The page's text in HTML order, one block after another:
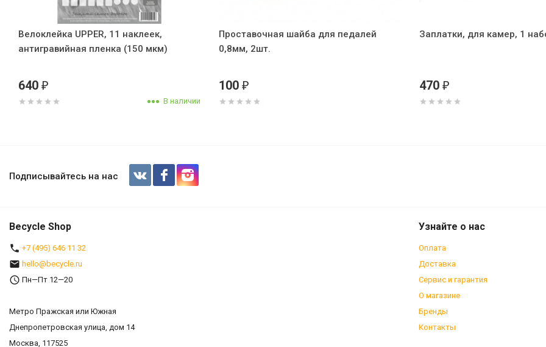
Велоклейка UPPER, 11 наклеек,
антигравийная пленка (150 мкм)
640 ₽
В наличии
Проставочная шайба для педалей
0,8мм, 2шт.
100 ₽
Заплатки, для камер, 1
470 ₽
Камера Tour 28" all 32-47 700c 42мм велониппель
Подписывайтесь на нас
Becycle Shop
+7 (495) 646 11 32
hello@becycle.ru
Пн—Пт 12—20
Метро Пражская или Южная
Днепропетровская улица, дом 14
Москва, 117525
Узнайте о нас
Оплата
Доставка
Сервис и гарантия
О магазине
Бренды
Контакты